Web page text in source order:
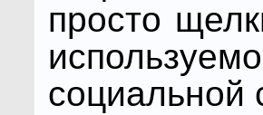
просто
социальной